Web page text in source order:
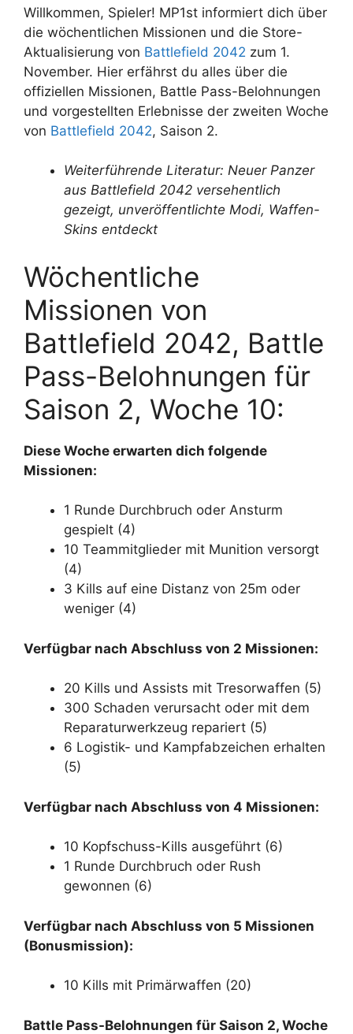
Willkommen, Spieler! MP1st informiert dich über
die wöchentlichen Missionen und die Store-
Aktualisierung von Battlefield 2042 zum 1.
November. Hier erfährst du alles über die
offiziellen Missionen, Battle Pass-Belohnungen
und vorgestellten Erlebnisse der zweiten Woche
von Battlefield 2042, Saison 2.
Weiterführende Literatur: Neuer Panzer
aus Battlefield 2042 versehentlich
gezeigt, unveröffentlichte Modi, Waffen-
Skins entdeckt
Wöchentliche
Missionen von
Battlefield 2042, Battle
Pass-Belohnungen für
Saison 2, Woche 10:
Diese Woche erwarten dich folgende
Missionen:
1 Runde Durchbruch oder Ansturm
gespielt (4)
10 Teammitglieder mit Munition versorgt
(4)
3 Kills auf eine Distanz von 25m oder
weniger (4)
Verfügbar nach Abschluss von 2 Missionen:
20 Kills und Assists mit Tresorwaffen (5)
300 Schaden verursacht oder mit dem
Reparaturwerkzeug repariert (5)
6 Logistik- und Kampfabzeichen erhalten
(5)
Verfügbar nach Abschluss von 4 Missionen:
10 Kopfschuss-Kills ausgeführt (6)
1 Runde Durchbruch oder Rush
gewonnen (6)
Verfügbar nach Abschluss von 5 Missionen
(Bonusmission):
10 Kills mit Primärwaffen (20)
Battle Pass-Belohnungen für Saison 2, Woche